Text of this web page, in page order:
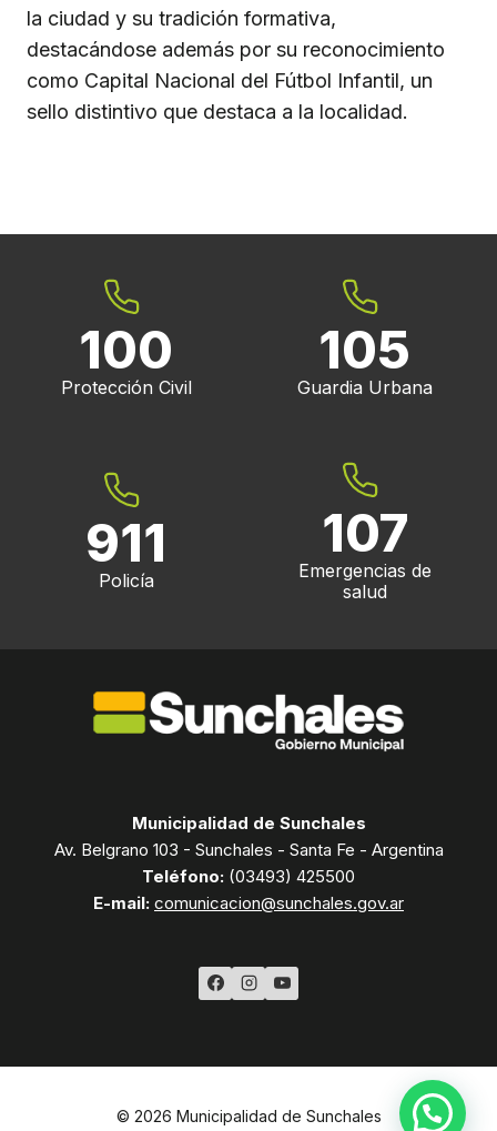
la ciudad y su tradición formativa,
destacándose además por su reconocimiento
como Capital Nacional del Fútbol Infantil, un
sello distintivo que destaca a la localidad.
100
Protección Civil
105
Guardia Urbana
911
Policía
107
Emergencias de
salud
Municipalidad de Sunchales
Av. Belgrano 103 - Sunchales - Santa Fe - Argentina
Teléfono: (03493) 425500
E-mail: comunicacion@sunchales.gov.ar
© 2026 Municipalidad de Sunchales